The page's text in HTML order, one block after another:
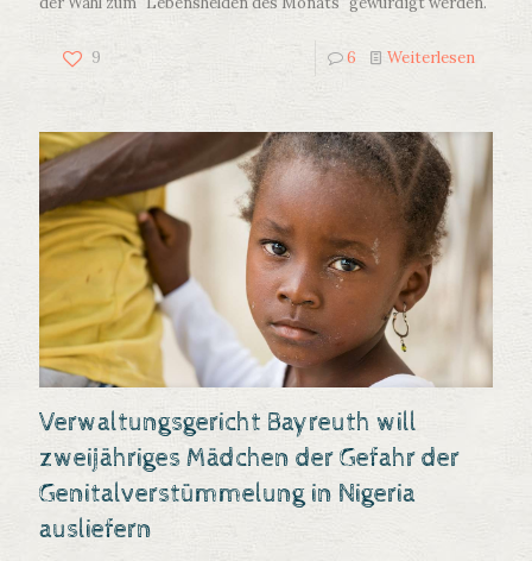
9 6 Weiterlesen
Verwaltungsgericht Bayreuth will
zweijähriges Mädchen der Gefahr der
Genitalverstümmelung in Nigeria
ausliefern